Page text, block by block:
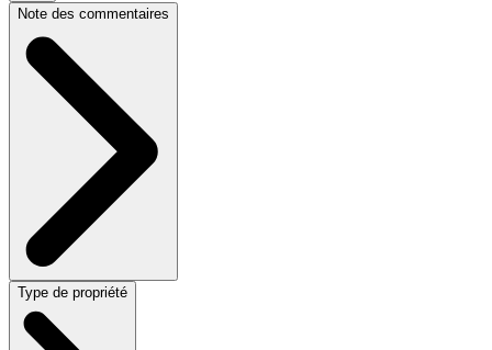
Note des commentaires
Type de propriété